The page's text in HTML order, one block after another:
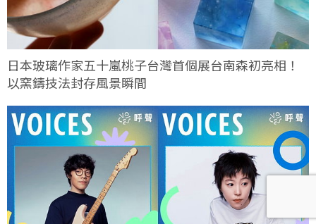
日本玻璃作家五十嵐桃子台灣首個展台南森初亮相！
以窯鑄技法封存風景瞬間